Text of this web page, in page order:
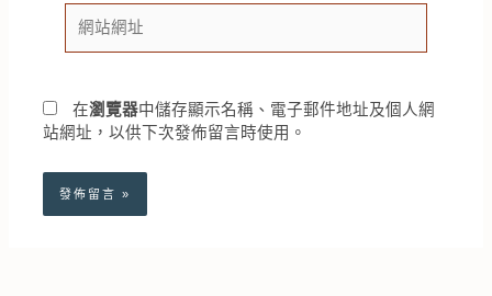
地
址
站
在瀏覽器中儲存顯示名稱、電子郵件地址及個人網
站網址，以供下次發佈留言時使用。